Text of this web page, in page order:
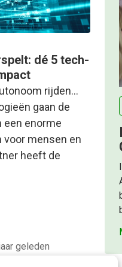
dé 5 tech-
rijden…
gaan de
een enorme
voor mensen en
heeft de
geleden